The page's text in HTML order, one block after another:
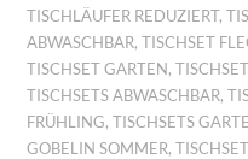
TISCHLÄUFER REDUZIERT,
ABWASCHBAR,TISCHSET
TISCHSET GARTEN ,
TISCHSETS ABWASCHBAR,
FRÜHLING,TISCHSETS
GOBELIN SOMMER,